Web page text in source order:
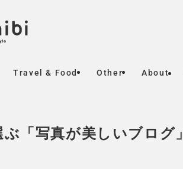
Travel & Food Other About
「写真が美しいブログ」